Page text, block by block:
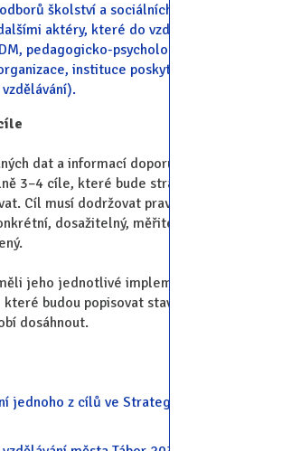
školství a sociálních věcí (včetně
aktéry, které do vzdělávání v obci
pedagogicko-psychologická poradna,
instituce poskytující
dat a informací doporučujeme
3–4 cíle, které bude strategie
Cíl musí dodržovat pravidla SMART,
dosažitelný, měřitelný, realistický
jeho jednotlivé implementační fáze v
budou popisovat stav, jehož chcete
dosáhnout.
jednoho z cílů ve Strategii vzdělávání